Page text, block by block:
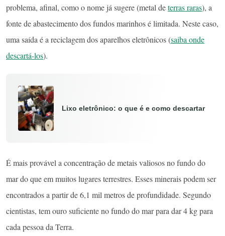
problema, afinal, como o nome já sugere (metal deterras raras), a
fonte de abastecimento dos fundos marinhos é limitada. Neste caso,
uma saída é a reciclagem dos aparelhos eletrônicos (saiba onde
descartá-los).
Lixo eletrônico: o que é e como descartar
É mais provável a concentração de metais valiosos no fundo do
mar do que em muitos lugares terrestres. Esses minerais podem ser
encontrados a partir de 6,1 mil metros de profundidade. Segundo
cientistas, tem ouro suficiente no fundo do mar para dar 4 kg para
cada pessoa da Terra.